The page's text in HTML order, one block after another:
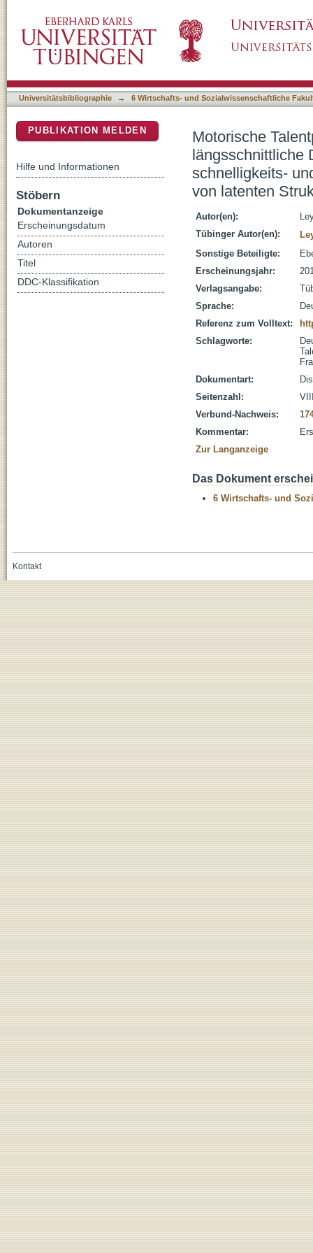
zur prognostischen Bedeutung
von latenten Strukturgleichungs- und
Universitätsbibliographie → 6 Wirtschafts- und Sozialwissenschaftliche
Motorische
längsschnittliche
schnelligkeits-
von latenten
Autor(en):
Tübinger Autor(en):
Sonstige Beteiligte:
Erscheinungsjahr:
Verlagsangabe:
Sprache:
Referenz zum Volltext:
Schlagworte:
Dokumentart:
Seitenzahl:
Verbund-Nachweis:
Kommentar:
Zur Langanzeige
Das Dokument
6 Wirtschafts- und
PUBLIKATION MELDEN
Hilfe und Informationen
Stöbern
Dokumentanzeige
Erscheinungsdatum
Autoren
Titel
DDC-Klassifikation
Kontakt